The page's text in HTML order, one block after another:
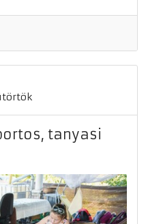
tanyasi